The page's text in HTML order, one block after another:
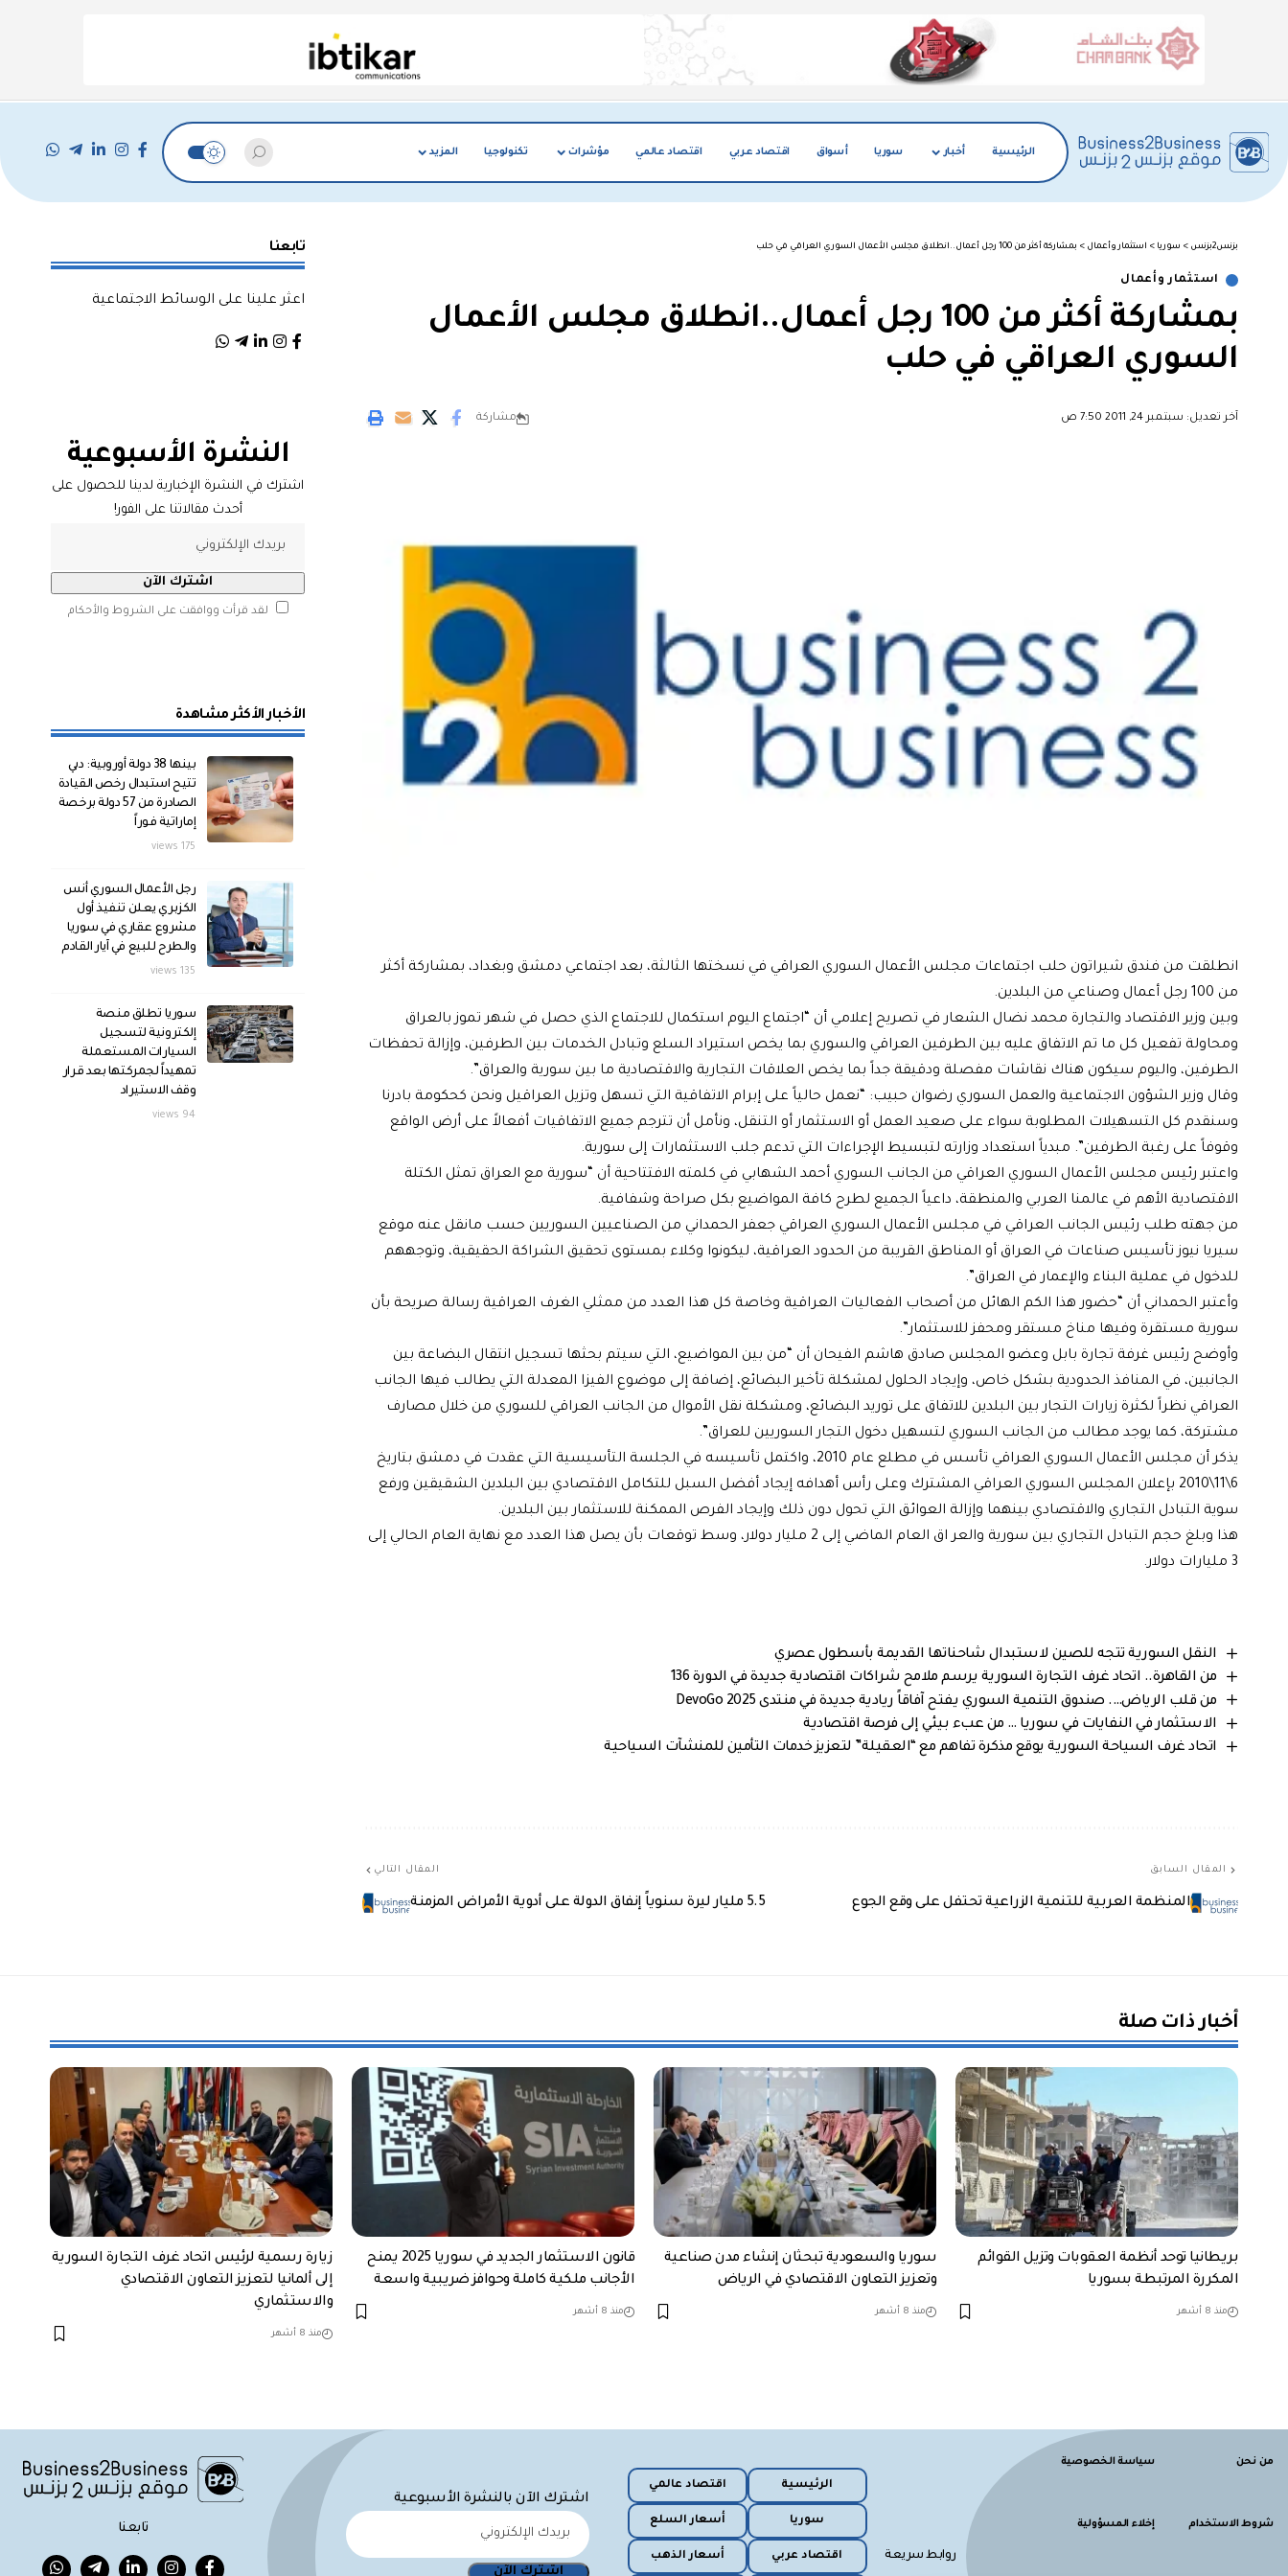
الرئيسية أخبار سوريا أسواق اقتصاد عربي اقتصاد عالمي مؤشرات تكنولوجيا المزيد
بزنس2بزنس > سوريا > استثمار وأعمال > بمشاركة أكثر من 100 رجل أعمال..انطلاق مجلس الأعمال السوري العراقي في حلب
استثمار وأعمال
بمشاركة أكثر من 100 رجل أعمال..انطلاق مجلس الأعمال
السوري العراقي في حلب
آخر تعديل: سبتمبر 24, 2011 7:50 ص مشاركة
انطلقت من فندق شيراتون حلب اجتماعات مجلس الأعمال السوري العراقي في نسختها الثالثة، بعد اجتماعي دمشق وبغداد، بمشاركة أكثر
من 100 رجل أعمال وصناعي من البلدين.
وبين وزير الاقتصاد والتجارة محمد نضال الشعار في تصريح إعلامي أن “اجتماع اليوم استكمال للاجتماع الذي حصل في شهر تموز بالعراق
ومحاولة تفعيل كل ما تم الاتفاق عليه بين الطرفين العراقي والسوري بما يخص استيراد السلع وتبادل الخدمات بين الطرفين، وإزالة تحفظات
الطرفين، واليوم سيكون هناك نقاشات مفصلة ودقيقة جداً بما يخص العلاقات التجارية والاقتصادية ما بين سورية والعراق”.
وقال وزير الشؤون الاجتماعية والعمل السوري رضوان حبيب: “نعمل حالياً على إبرام الاتفاقية التي تسهل وتزيل العراقيل ونحن كحكومة بادرنا
وسنقدم كل التسهيلات المطلوبة سواء على صعيد العمل أو الاستثمار أو التنقل، ونأمل أن تترجم جميع الاتفاقيات أفعالاً على أرض الواقع
وقوفاً على رغبة الطرفين”. مبدياً استعداد وزارته لتبسيط الإجراءات التي تدعم جلب الاستثمارات إلى سورية.
واعتبر رئيس مجلس الأعمال السوري العراقي من الجانب السوري أحمد الشهابي في كلمته الافتتاحية أن “سورية مع العراق تمثل الكتلة
الاقتصادية الأهم في عالمنا العربي والمنطقة، داعياً الجميع لطرح كافة المواضيع بكل صراحة وشفافية.
من جهته طلب رئيس الجانب العراقي في مجلس الأعمال السوري العراقي جعفر الحمداني من الصناعيين السوريين حسب مانقل عنه موقع
سيريا نيوز تأسيس صناعات في العراق أو المناطق القريبة من الحدود العراقية، ليكونوا وكلاء بمستوى تحقيق الشراكة الحقيقية، وتوجههم
للدخول في عملية البناء والإعمار في العراق”.
وأعتبر الحمداني أن “حضور هذا الكم الهائل من أصحاب الفعاليات العراقية وخاصة كل هذا العدد من ممثلي الغرف العراقية رسالة صريحة بأن
سورية مستقرة وفيها مناخ مستقر ومحفز للاستثمار”.
وأوضح رئيس غرفة تجارة بابل وعضو المجلس صادق هاشم الفيحان أن “من بين المواضيع، التي سيتم بحثها تسجيل انتقال البضاعة بين
الجانبين، في المنافذ الحدودية بشكل خاص، وإيجاد الحلول لمشكلة تأخير البضائع، إضافة إلى موضوع الفيزا المعدلة التي يطالب فيها الجانب
العراقي نظراً لكثرة زيارات التجار بين البلدين للاتفاق على توريد البضائع، ومشكلة نقل الأموال من الجانب العراقي للسوري من خلال مصارف
مشتركة، كما يوجد مطالب من الجانب السوري لتسهيل دخول التجار السوريين للعراق”.
يذكر أن مجلس الأعمال السوري العراقي تأسس في مطلع عام 2010، واكتمل تأسيسه في الجلسة التأسيسية التي عقدت في دمشق بتاريخ
6\11\2010 بإعلان المجلس السوري العراقي المشترك وعلى رأس أهدافه إيجاد أفضل السبل للتكامل الاقتصادي بين البلدين الشقيقين ورفع
سوية التبادل التجاري والاقتصادي بينهما وإزالة العوائق التي تحول دون ذلك وإيجاد الفرص الممكنة للاستثمار بين البلدين.
هذا وبلغ حجم التبادل التجاري بين سورية والعر اق العام الماضي إلى 2 مليار دولار، وسط توقعات بأن يصل هذا العدد مع نهاية العام الحالي إلى
3 مليارات دولار.
النقل السورية تتجه للصين لاستبدال شاحناتها القديمة بأسطول عصري
من القاهرة.. اتحاد غرف التجارة السورية يرسم ملامح شراكات اقتصادية جديدة في الدورة 136
من قلب الرياض…. صندوق التنمية السوري يفتح آفاقاً ريادية جديدة في منتدى DevoGo 2025
الاستثمار في النفايات في سوريا … من عبء بيئي إلى فرصة اقتصادية
اتحاد غرف السياحة السورية يوقع مذكرة تفاهم مع “العقيلة” لتعزيز خدمات التأمين للمنشآت السياحية
المقال السابق
المنظمة العربية للتنمية الزراعية تحتفل على وقع الجوع
المقال التالي
5.5 مليار ليرة سنوياً إنفاق الدولة على أدوية الأمراض المزمنة
تابعنا
اعثر علينا على الوسائط الاجتماعية
النشرة الأسبوعية
اشترك في النشرة الإخبارية لدينا للحصول على
أحدث مقالاتنا على الفور!
لقد قرأت ووافقت على الشروط والأحكام
الأخبار الأكثر مشاهدة
بينها 38 دولة أوروبية: دبي
تتيح استبدال رخص القيادة
الصادرة من 57 دولة برخصة
إماراتية فوراً
175 views
رجل الأعمال السوري أنس
الكزبري يعلن تنفيذ أول
مشروع عقاري في سوريا
والطرح للبيع في آيار القادم
135 views
سوريا تطلق منصة
إلكترونية لتسجيل
السيارات المستعملة
تمهيداً لجمركتها بعد قرار
وقف الاستيراد
94 views
أخبار ذات صلة
بريطانيا توحد أنظمة العقوبات وتزيل القوائم
المكررة المرتبطة بسوريا
منذ 8 أشهر
سوريا والسعودية تبحثان إنشاء مدن صناعية
وتعزيز التعاون الاقتصادي في الرياض
منذ 8 أشهر
قانون الاستثمار الجديد في سوريا 2025 يمنح
الأجانب ملكية كاملة وحوافز ضريبية واسعة
منذ 8 أشهر
زيارة رسمية لرئيس اتحاد غرف التجارة السورية
إلى ألمانيا لتعزيز التعاون الاقتصادي
والاستثماري
منذ 8 أشهر
من نحن سياسة الخصوصية
شروط الاستخدام إخلاء المسؤولية
روابط سريعة
الرئيسية اقتصاد عالمي
سوريا أسعار السلع
اقتصاد عربي أسعار الذهب
اشترك الآن بالنشرة الأسبوعية
تابعنا